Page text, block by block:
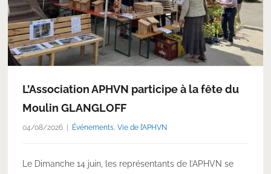
L’Association APHVN participe à la fête du
Moulin GLANGLOFF
04/08/2026 Événements Vie de l’APHVN
Le Dimanche 14 juin, les représentants de l’APHVN se